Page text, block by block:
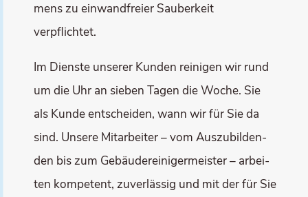
mens zu ein­wand­frei­er Sau­ber­keit
verpflichtet.
Im Diens­te unse­rer Kun­den rei­ni­gen wir rund
um die Uhr an sie­ben Tagen die Woche. Sie
als Kun­de ent­schei­den, wann wir für Sie da
sind. Unse­re Mit­ar­bei­ter – vom Aus­zu­bil­den­
den bis zum Gebäu­de­rei­ni­ger­meis­ter – arbei­
ten kom­pe­tent, zuver­läs­sig und mit der für Sie